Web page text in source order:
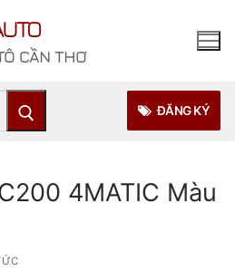
CẦN THƠ
ĐĂNG KÝ
4MATIC Màu